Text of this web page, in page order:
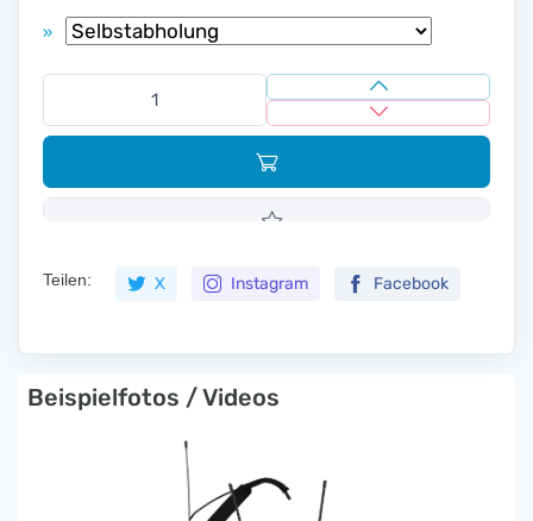
»
Teilen: X Instagram Facebook
Beispielfotos / Videos